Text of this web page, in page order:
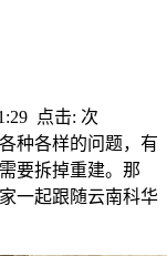
点击: 次
种各样的问题，有
要拆掉重建。那
一起跟随云南科华